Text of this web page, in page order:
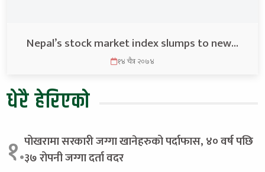
Nepal’s stock market index slumps to new…
१४ चैत्र २०७४
धेरै हेरिएको
१.पोखरामा सरकारी जग्गा खानेहरुको पर्दाफास, ४० वर्ष पछि
३७ रोपनी जग्गा दर्ता वदर